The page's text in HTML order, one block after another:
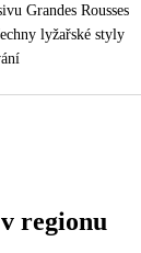
Grandes Rousses
lyžařské styly
regionu